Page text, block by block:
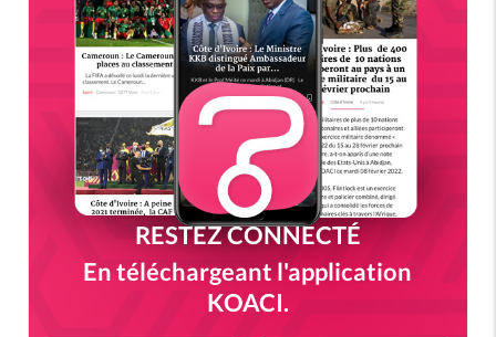
RESTEZ CONNECTÉ
En téléchargeant l'application
KOACI.